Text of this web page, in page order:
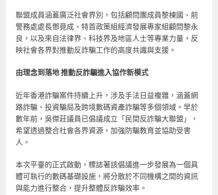
聯盟成員涵蓋廣泛社會界別，包括顧問團成員黎棟國、前
警務處處長鄧竟成、特首政策組經濟發展專家組顧問黎永
良，以及來自法律界、科技界及地區人士等專業力量，反
映社會各界對推動反詐騙工作的高度共識與支援。
由理念到落地 推動反詐騙進入協作新模式
近年香港詐騙案件持續上升，涉及手法日益複雜，涵蓋網
路詐騙、投資騙局及跨境數碼資產詐騙等多個領域。早於
數年前，吳傑莊議員已倡議成立「民間反詐騙大聯盟」，
希望透過整合社會各界資源，加強防騙教育並協助受害
人。
本次平臺的正式啟動，標誌著該倡議進一步發展為一個具
體可執行的數碼基礎設施，將分散於不同機構之間的資訊
與能力進行整合，提升整體反詐騙效率。